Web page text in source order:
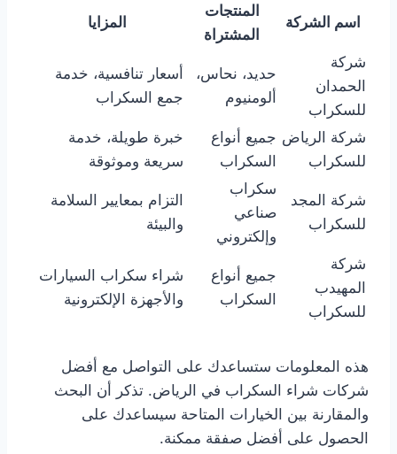
اسم الشركة
المنتجات
المشتراة
المزايا
شركة
الحمدان
للسكراب
حديد، نحاس،
ألومنيوم
أسعار تنافسية، خدمة
جمع السكراب
شركة الرياض
للسكراب
جميع أنواع
السكراب
خبرة طويلة، خدمة
سريعة وموثوقة
شركة المجد
للسكراب
سكراب
صناعي
وإلكتروني
التزام بمعايير السلامة
والبيئة
شركة
المهيدب
للسكراب
جميع أنواع
السكراب
شراء سكراب السيارات
والأجهزة الإلكترونية
هذه المعلومات ستساعدك على التواصل مع أفضل
شركات شراء السكراب في الرياض. تذكر أن البحث
والمقارنة بين الخيارات المتاحة سيساعدك على
الحصول على أفضل صفقة ممكنة.